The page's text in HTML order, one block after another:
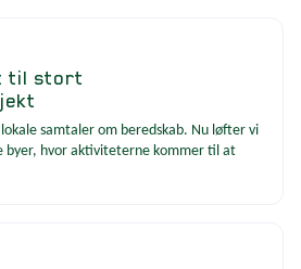
til stort
samtaler om beredskab. Nu løfter vi
byer, hvor aktiviteterne kommer til at